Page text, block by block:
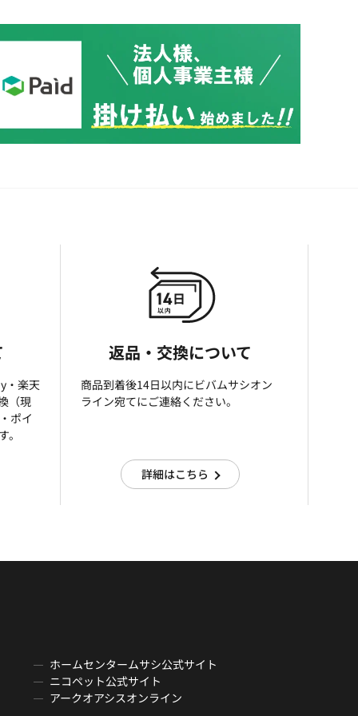
・楽天
（現
ポイ
返品・交換について
商品到着後14日以内にビバムサシオン
ライン宛てにご連絡ください。
詳細はこちら
ホームセンタームサシ公式サイト
ニコペット公式サイト
アークオアシスオンライン